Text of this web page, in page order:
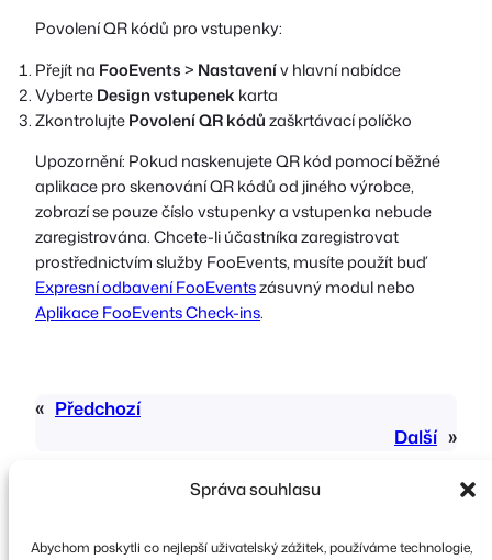
Správa souhlasu
Abychom poskytli co nejlepší uživatelský zážitek, používáme technologie,
Povolení QR kódů pro vstupenky:
Přejít na FooEvents> Nastavenív hlavní nabídce
VyberteDesign vstupenek karta
ZkontrolujtePovolení QR kódůzaškrtávací políčko
Upozornění: Pokud naskenujete QR kód pomocí běžné
aplikace pro skenování QR kódů od jiného výrobce,
zobrazí se pouze číslo vstupenky a vstupenka nebude
zaregistrována. Chcete-li účastníka zaregistrovat
prostřednictvím služby FooEvents, musíte použít buď
Expresní odbavení FooEventszásuvný modul nebo
Aplikace FooEvents Check-ins.
« Předchozí
Další »